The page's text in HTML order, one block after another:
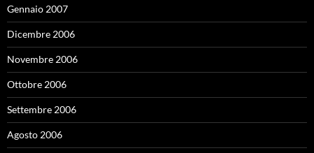
Gennaio 2007
Dicembre 2006
Novembre 2006
Ottobre 2006
Settembre 2006
Agosto 2006